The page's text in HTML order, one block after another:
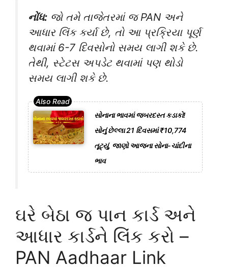
નોંધ: જો તમે તાજેતરમાં જ PAN અને
આધાર લિંક કર્યા છે, તો આ પ્રક્રિયા પૂર્ણ
થવામાં 6-7 દિવસોનો સમય લાગી શકે છે.
તેથી, સ્ટેટસ અપડેટ થવામાં પણ થોડો
સમય લાગી શકે છે.
સોનાના ભાવમાં જબરદસ્ત કડાકો!
સોનું છેલ્લા 21 દિવસમાં ₹10,774
તૂટ્યું, જાણો આજના સોના-ચાંદીના
ભાવ
ઘરે બેઠા જ પાન કાર્ડ અને
આધાર કાર્ડને લિંક કરો –
PAN Aadhaar Link